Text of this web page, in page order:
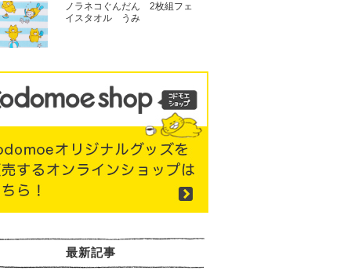
ノラネコぐんだん 2枚組フェ
イスタオル うみ
最新記事